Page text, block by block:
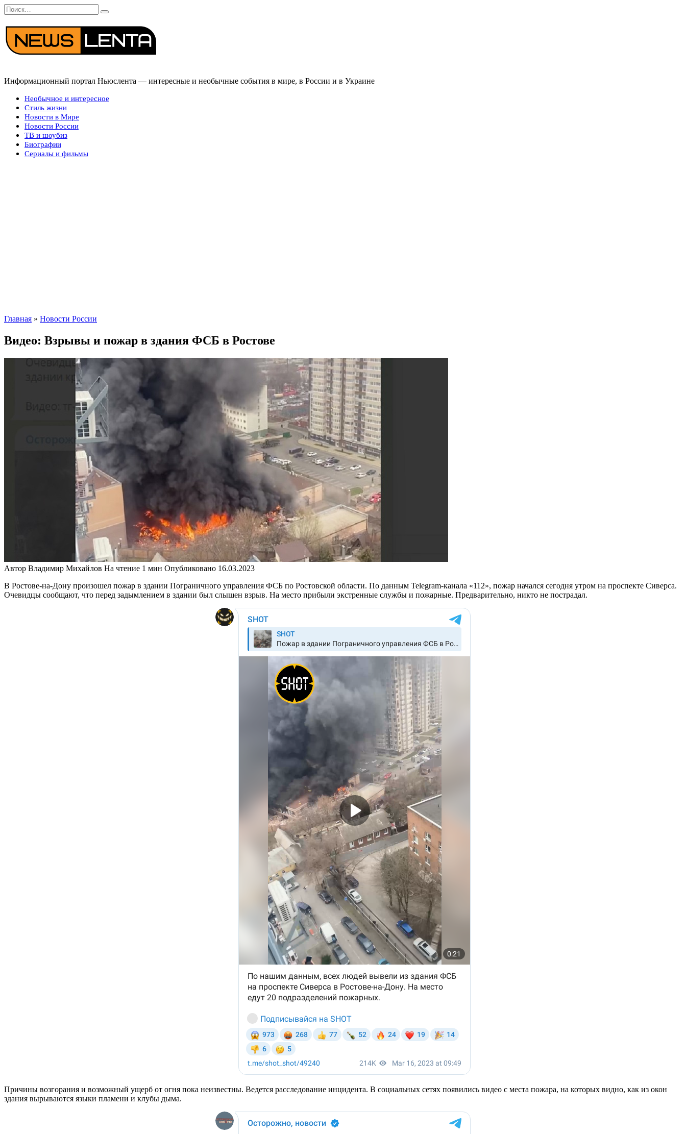
Перейти
к
содержанию
Search
for:
Информационный портал Ньюслента — интересные и необычные события в мире, в России и в Украине
Необычное и интересное
Стиль жизни
Новости в Мире
Новости России
ТВ и шоубиз
Биографии
Сериалы и фильмы
Главная » Новости России
Видео: Взрывы и пожар в здания ФСБ в Ростове
Автор Владимир Михайлов На чтение 1 мин Опубликовано 16.03.2023
В Ростове-на-Дону произошел пожар в здании Пограничного управления ФСБ по Ростовской области. По данным Telegram-канала «112», пожар начался сегодня утром на проспекте Сиверса.
Очевидцы сообщают, что перед задымлением в здании был слышен взрыв. На место прибыли экстренные службы и пожарные. Предварительно, никто не пострадал.
Причины возгорания и возможный ущерб от огня пока неизвестны. Ведется расследование инцидента. В социальных сетях появились видео с места пожара, на которых видно, как из окон
здания вырываются языки пламени и клубы дыма.